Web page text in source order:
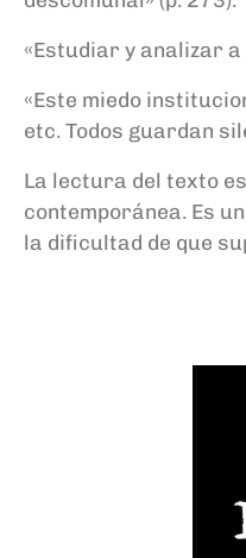
«Estudiar y analizar
«Este miedo
etc. Todos guardan
La lectura del texto
contemporánea. Es
la dificultad de que